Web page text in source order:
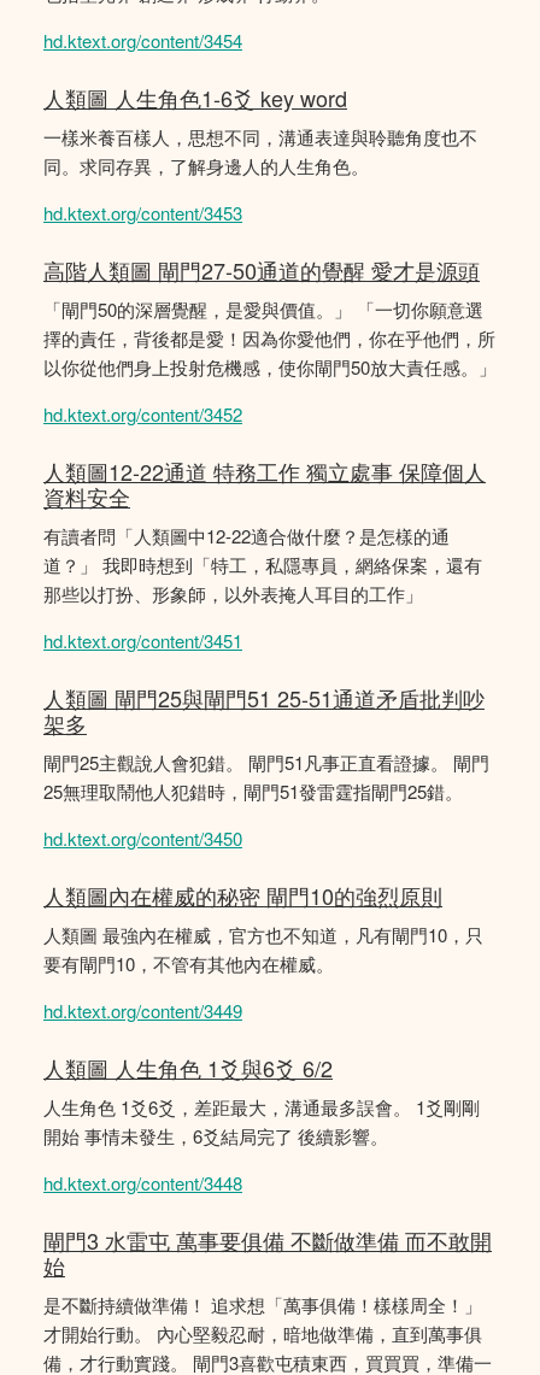
hd.ktext.org/content/3454
人類圖 人生角色1-6爻 key word
一樣米養百樣人，思想不同，溝通表達與聆聽角度也不
同。求同存異，了解身邊人的人生角色。
hd.ktext.org/content/3453
高階人類圖 閘門27-50通道的覺醒 愛才是源頭
「閘門50的深層覺醒，是愛與價值。」 「一切你願意選
擇的責任，背後都是愛！因為你愛他們，你在乎他們，所
以你從他們身上投射危機感，使你閘門50放大責任感。」
hd.ktext.org/content/3452
人類圖12-22通道 特務工作 獨立處事 保障個人
資料安全
有讀者問「人類圖中12-22適合做什麼？是怎樣的通
道？」 我即時想到「特工，私隱專員，網絡保案，還有
那些以打扮、形象師，以外表掩人耳目的工作」
hd.ktext.org/content/3451
人類圖 閘門25與閘門51 25-51通道矛盾批判吵
架多
閘門25主觀說人會犯錯。 閘門51凡事正直看證據。 閘門
25無理取鬧他人犯錯時，閘門51發雷霆指閘門25錯。
hd.ktext.org/content/3450
人類圖內在權威的秘密 閘門10的強烈原則
人類圖 最強內在權威，官方也不知道，凡有閘門10，只
要有閘門10，不管有其他內在權威。
hd.ktext.org/content/3449
人類圖 人生角色 1爻與6爻 6/2
人生角色 1爻6爻，差距最大，溝通最多誤會。 1爻剛剛
開始 事情未發生，6爻結局完了 後續影響。
hd.ktext.org/content/3448
閘門3 水雷屯 萬事要俱備 不斷做準備 而不敢開
始
是不斷持續做準備！ 追求想「萬事俱備！樣樣周全！」
才開始行動。 內心堅毅忍耐，暗地做準備，直到萬事俱
備，才行動實踐。 閘門3喜歡屯積東西，買買買，準備一